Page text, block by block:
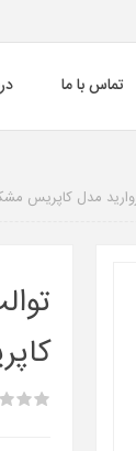
تماس با ما
مدل کاپریس